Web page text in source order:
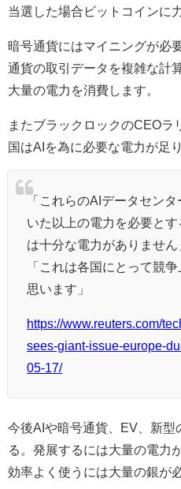
当選した場合ビットコインに
暗号通貨にはマイニングが必
通貨の取引データを複雑な計
大量の電力を消費します。
またブラックロックのCEOラ
国はAIを為に必要な電力が足
「これらのAIデータセン
いた以上の電力を必要と
は十分な電力がありません
「これは各国にとって競
思います」
https://www.reuters.com/
sees-giant-issue-europe-
05-17/
今後AIや暗号通貨、EV、新型
る。発展するには大量の電力
効率よく使うには大量の銀が